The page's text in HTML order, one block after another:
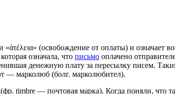
(освобождение от оплаты) и
означала, что письмо оплачено
денежную плату за пересылку писем.
— марколюб (болг. марколюбител).
timbre — почтовая марка). Когда поняли, что